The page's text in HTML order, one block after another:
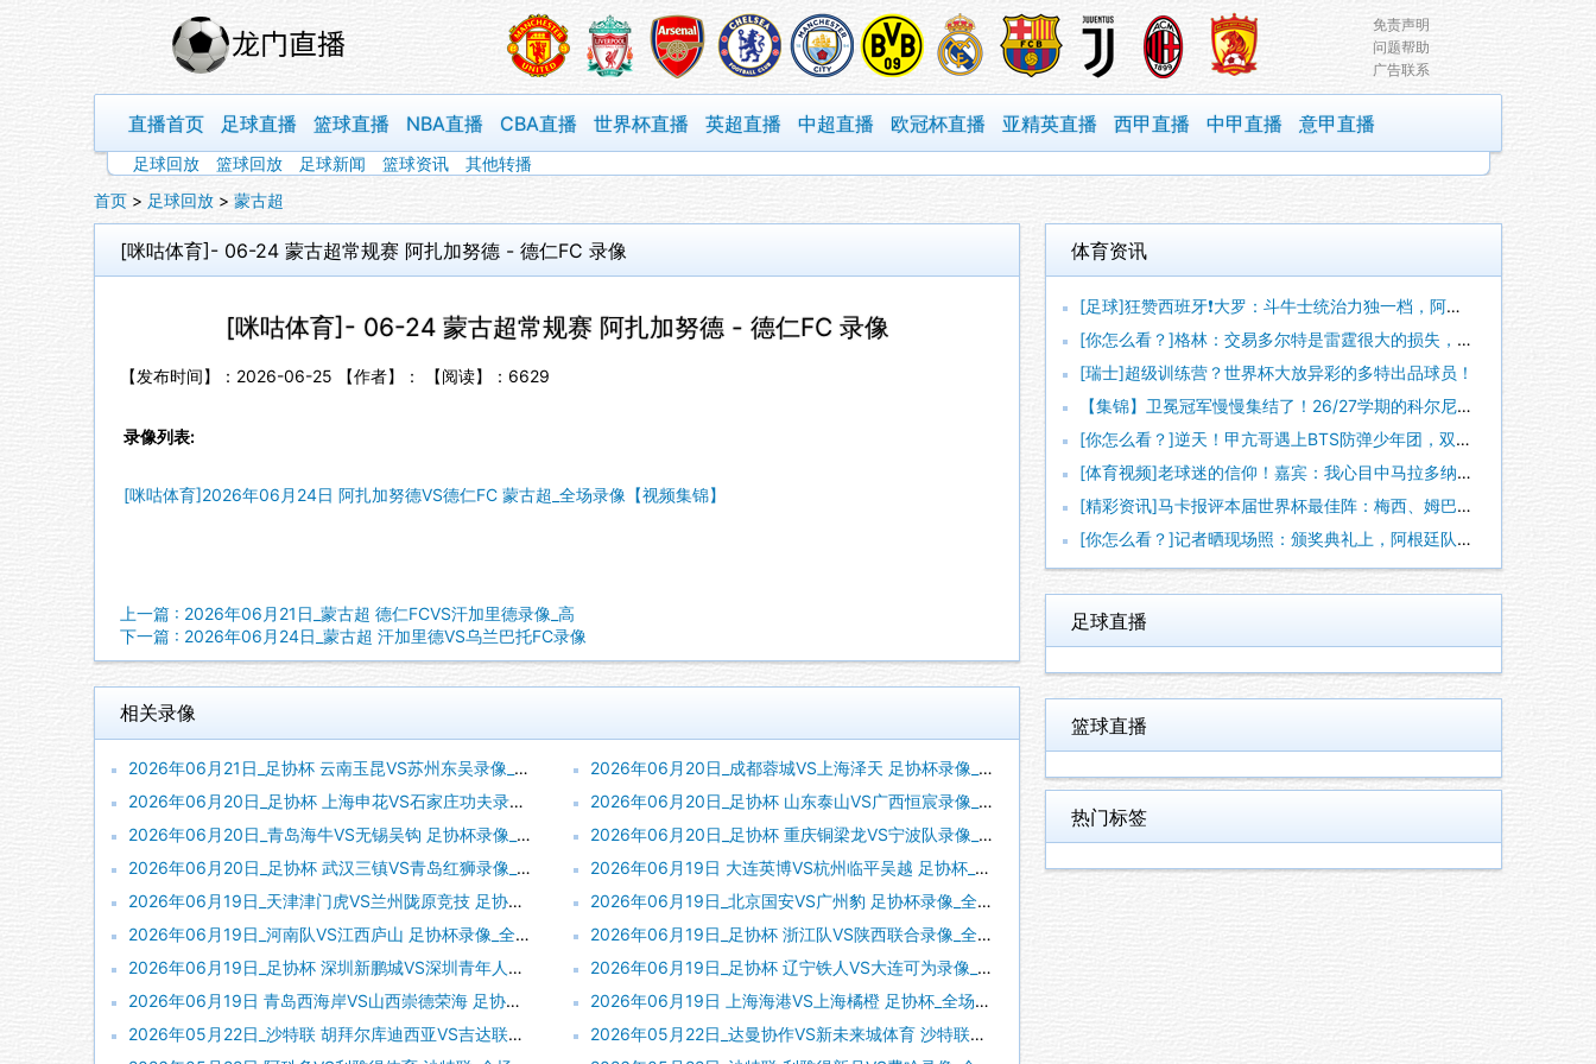
免责声明
问题帮助
广告联系
直播首页 足球直播 篮球直播 NBA直播 CBA直播 世界杯直播 英超直播 中超直播 欧冠杯直播 亚精英直播 西甲直播 中甲直播 意甲直播
足球回放 篮球回放 足球新闻 篮球资讯
其他转播
首页 > 足球回放 > 蒙古超
[咪咕体育]- 06-24 蒙古超常规赛 阿扎加努德 - 德仁FC 录像
[咪咕体育]- 06-24 蒙古超常规赛 阿扎加努德 - 德仁FC 录像
【发布时间】：2026-06-25 【作者】： 【阅读】： 6629
录像列表:
[咪咕体育]2026年06月24日 阿扎加努德VS德仁FC 蒙古超_全场录像【视频集锦】
上一篇 : 2026年06月21日_蒙古超 德仁FCVS汗加里德录像_高
下一篇 : 2026年06月24日_蒙古超 汗加里德VS乌兰巴托FC录像
相关录像
2026年06月21日_足协杯 云南玉昆VS苏州东吴录像_全场录像【高清回放】
2026年06月20日_成都蓉城VS上海泽天 足协杯录像_全场录像【视频集锦】
2026年06月20日_足协杯 上海申花VS石家庄功夫录像_全场录像【视频集锦】
2026年06月20日_足协杯 山东泰山VS广西恒宸录像_全场录像【视频集锦】
2026年06月20日_青岛海牛VS无锡吴钩 足协杯录像_高清录像【全场回放】
2026年06月20日_足协杯 重庆铜梁龙VS宁波队录像_高清录像【全场回放】
2026年06月20日_足协杯 武汉三镇VS青岛红狮录像_全场录像【高清回放】
2026年06月19日 大连英博VS杭州临平吴越 足协杯_全场录像【全场回放】
2026年06月19日_天津津门虎VS兰州陇原竞技 足协杯录像_全场录像【视频集锦】
2026年06月19日_北京国安VS广州豹 足协杯录像_全场录像【高清回放】
2026年06月19日_河南队VS江西庐山 足协杯录像_全场录像【全场回放】
2026年06月19日_足协杯 浙江队VS陕西联合录像_全场录像【视频集锦】
2026年06月19日_足协杯 深圳新鹏城VS深圳青年人录像_全场录像【全场回放】
2026年06月19日_足协杯 辽宁铁人VS大连可为录像_全场录像【视频集锦】
2026年06月19日 青岛西海岸VS山西崇德荣海 足协杯_全场录像【视频集锦】
2026年06月19日 上海海港VS上海橘橙 足协杯_全场录像【全场回放】
2026年05月22日_沙特联 胡拜尔库迪西亚VS吉达联合录像_高清录像【全场回放】
2026年05月22日_达曼协作VS新未来城体育 沙特联录像_全场录像【全场回放】
体育资讯
[足球]狂赞西班牙❗大罗：斗牛士统治力独一档，阿根廷有梅西也
[你怎么看？]格林：交易多尔特是雷霆很大的损失，不确定卡森能
[瑞士]超级训练营？世界杯大放异彩的多特出品球员！
【集锦】卫冕冠军慢慢集结了！26/27学期的科尔尼开学了！
[你怎么看？]逆天！甲亢哥遇上BTS防弹少年团，双方互相学狗
[体育视频]老球迷的信仰！嘉宾：我心目中马拉多纳的球队，不该
[精彩资讯]马卡报评本届世界杯最佳阵：梅西、姆巴佩在列，西班
[你怎么看？]记者晒现场照：颁奖典礼上，阿根廷队背对着西班牙
足球直播
篮球直播
热门标签